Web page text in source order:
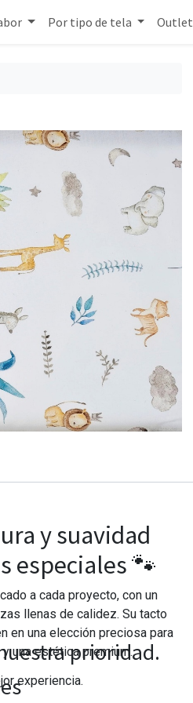
Por tipo de tela Outlet
y suavidad
especiales 🐾
a cada proyecto, con un
llenas de calidez. Su tacto
en una elección preciosa para
una estética premium.
prioridad.
experiencia.